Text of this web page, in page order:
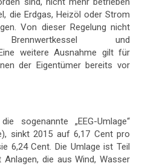
die Erdgas, Heizöl oder Strom
Von dieser Regelung nicht
und
weitere Ausnahme gilt für
der Eigentümer bereits vor
sogenannte „EEG-Umlage“
sinkt 2015 auf 6,17 Cent pro
6,24 Cent. Die Umlage ist Teil
die aus Wind, Wasser